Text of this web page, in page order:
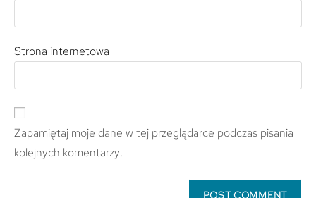
Strona internetowa
Zapamiętaj moje dane w tej przeglądarce podczas pisania
kolejnych komentarzy.